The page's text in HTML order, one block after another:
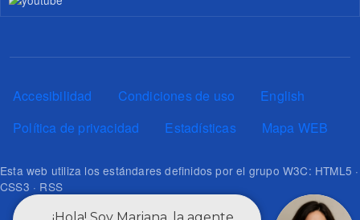
Pie de página
Accesibilidad Condiciones de uso
English
Política de privacidad
Estadísticas Mapa WEB
Esta web utiliza los estándares definidos por el grupo W3C: HTML5 ·
CSS3 · RSS